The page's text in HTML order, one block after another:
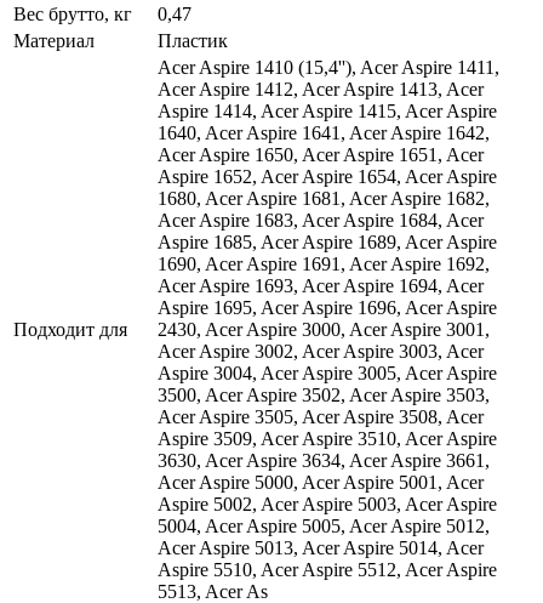
Вес брутто, кг
0,47
Материал
Пластик
Подходит для
Acer Aspire 1410 (15,4''), Acer Aspire 1411,
Acer Aspire 1412, Acer Aspire 1413, Acer
Aspire 1414, Acer Aspire 1415, Acer Aspire
1640, Acer Aspire 1641, Acer Aspire 1642,
Acer Aspire 1650, Acer Aspire 1651, Acer
Aspire 1652, Acer Aspire 1654, Acer Aspire
1680, Acer Aspire 1681, Acer Aspire 1682,
Acer Aspire 1683, Acer Aspire 1684, Acer
Aspire 1685, Acer Aspire 1689, Acer Aspire
1690, Acer Aspire 1691, Acer Aspire 1692,
Acer Aspire 1693, Acer Aspire 1694, Acer
Aspire 1695, Acer Aspire 1696, Acer Aspire
2430, Acer Aspire 3000, Acer Aspire 3001,
Acer Aspire 3002, Acer Aspire 3003, Acer
Aspire 3004, Acer Aspire 3005, Acer Aspire
3500, Acer Aspire 3502, Acer Aspire 3503,
Acer Aspire 3505, Acer Aspire 3508, Acer
Aspire 3509, Acer Aspire 3510, Acer Aspire
3630, Acer Aspire 3634, Acer Aspire 3661,
Acer Aspire 5000, Acer Aspire 5001, Acer
Aspire 5002, Acer Aspire 5003, Acer Aspire
5004, Acer Aspire 5005, Acer Aspire 5012,
Acer Aspire 5013, Acer Aspire 5014, Acer
Aspire 5510, Acer Aspire 5512, Acer Aspire
5513, Acer As